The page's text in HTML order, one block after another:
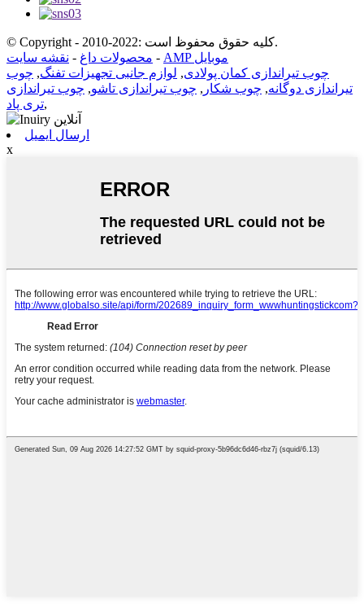
© Copyright - 2010-2022: کلیه حقوق محفوظ است.
محصولات داغ - نقشه سایت -
AMP موبایل
چوب تیراندازی کمان پولادی, لوازم جانبی تجهیزات تفنگ, چوب
تیراندازی دوگانه, چوب شکار , چوب تیراندازی تاشو, چوب تیراندازی
تری پاد,
ارسال ایمیل
x